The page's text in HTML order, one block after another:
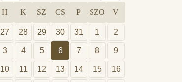
H K SZ CS P SZO V
27 28 29 30 31 1 2
3 4 5 6 7 8 9
10 11 12 13 14 15 16